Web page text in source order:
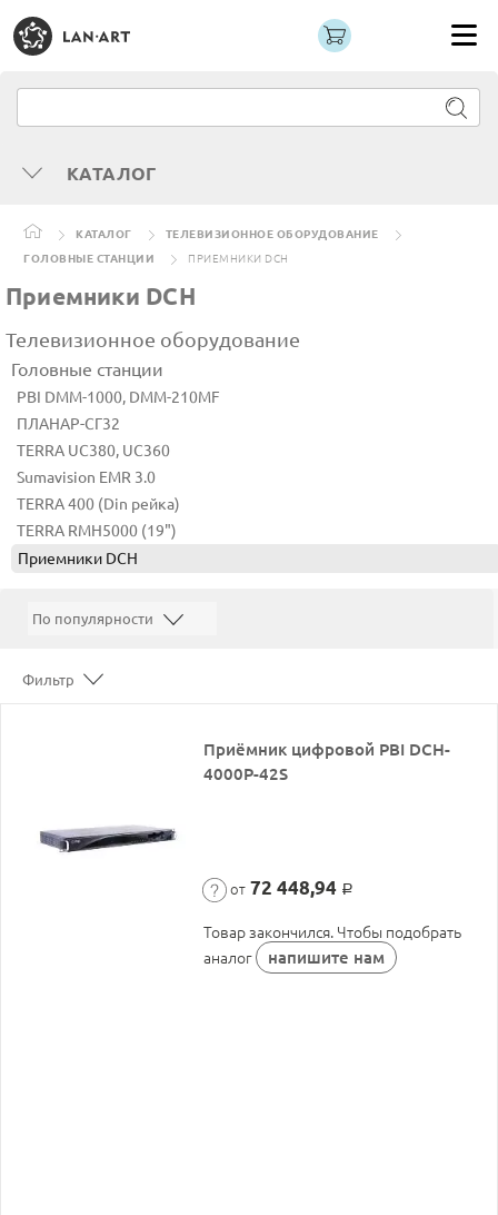
КАТАЛОГ
КАТАЛОГ
ТЕЛЕВИЗИОННОЕ ОБОРУДОВАНИЕ
ГОЛОВНЫЕ СТАНЦИИ
ПРИЕМНИКИ DCH
Приемники DCH
Телевизионное оборудование
Головные станции
PBI DMM-1000, DMM-210MF
ПЛАНАР-СГ32
TERRA UC380, UC360
Sumavision EMR 3.0
TERRA 400 (Din рейка)
TERRA RMH5000 (19")
Приемники DCH
Фильтр
Приёмник цифровой PBI DCH-
4000P-42S
от 72 448,94 Р
Товар закончился. Чтобы подобрать
аналог
напишите нам